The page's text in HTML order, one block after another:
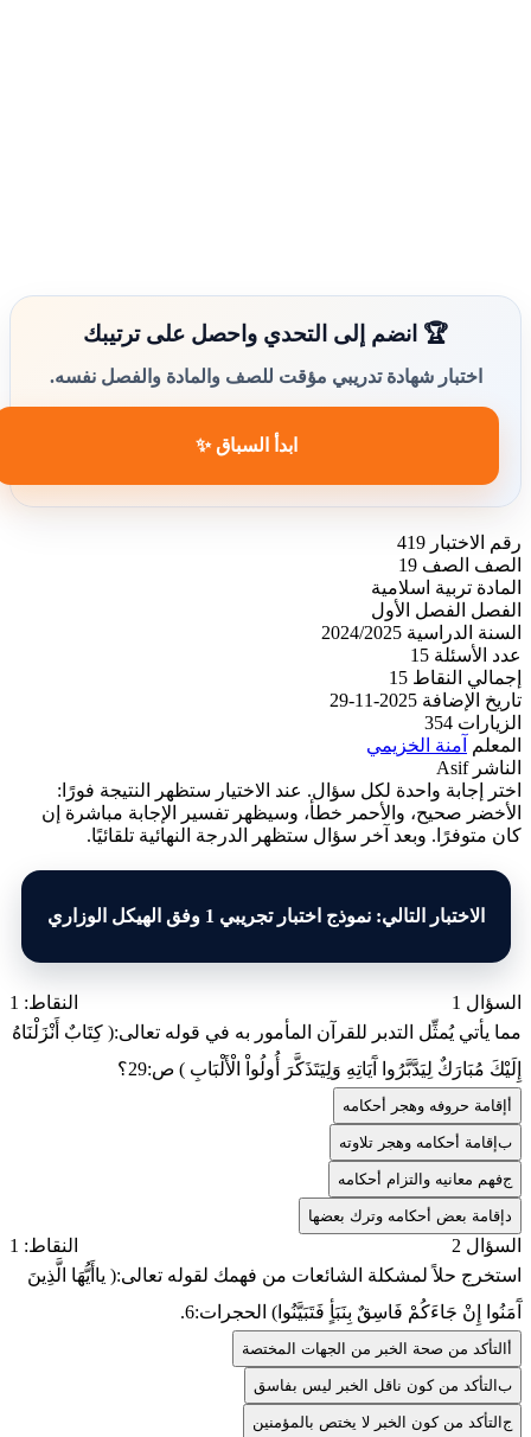
🏆 انضم إلى التحدي واحصل على ترتيبك
اختبار شهادة تدريبي مؤقت للصف والمادة والفصل نفسه.
ابدأ السباق ✨
رقم الاختبار 419
الصف
الصف 19
المادة تربية اسلامية
الفصل
الفصل الأول
السنة الدراسية 2024/2025
عدد الأسئلة 15
إجمالي النقاط 15
تاريخ الإضافة 2025-11-29
الزيارات 354
المعلم
آمنة الخزيمي
الناشر Asif
اختر إجابة واحدة لكل سؤال. عند الاختيار ستظهر النتيجة فورًا:
الأخضر صحيح، والأحمر خطأ، وسيظهر تفسير الإجابة مباشرة إن
كان متوفرًا. وبعد آخر سؤال ستظهر الدرجة النهائية تلقائيًا.
الاختبار التالي: نموذج اختبار تجريبي 1 وفق الهيكل الوزاري
السؤال 1
النقاط: 1
مما يأتي يُمثِّل التدبر للقرآن المأمور به في قوله تعالى:( كِتَابٌ أَنْزَلْنَاهُ
إِلَيْكَ مُبَارَكٌ لِيَدَّبَّرُوا آَيَاتِهِ وَلِيَتَذَكَّرَ أُولُواْ الْأَلْبَابِ ) ص:29؟
إقامة حروفه وهجر أحكامه
بإقامة أحكامه وهجر تلاوته
جفهم معانيه والتزام أحكامه
إقامة بعض أحكامه وترك بعضها
السؤال 2
النقاط: 1
استخرج حلاً لمشكلة الشائعات من فهمك لقوله تعالى:( ياأَيُّهَا الَّذِينَ
آَمَنُوا إِنْ جَاءَكُمْ فَاسِقٌ بِنَبَأٍ فَتَبَيَّنُوا) الحجرات:6.
التأكد من صحة الخبر من الجهات المختصة
بالتأكد من كون ناقل الخبر ليس بفاسق
جالتأكد من كون الخبر لا يختص بالمؤمنين